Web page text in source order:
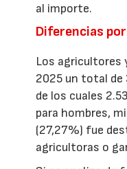
al importe.
Diferencias
Los agricultores
2025 un total de
de los cuales
para hombres,
(27,27%) fue
agricultoras o